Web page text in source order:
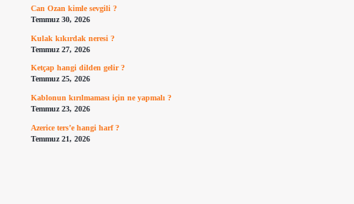
Can Ozan kimle sevgili ?
Temmuz 30, 2026
Kulak kıkırdak neresi ?
Temmuz 27, 2026
Ketçap hangi dilden gelir ?
Temmuz 25, 2026
Kablonun kırılmaması için ne yapmalı ?
Temmuz 23, 2026
Azerice ters’e hangi harf ?
Temmuz 21, 2026